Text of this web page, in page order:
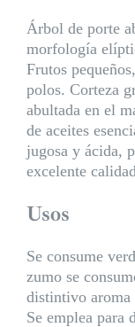
Árbol de porte
morfología
Frutos
polos. Corteza
abultada en el
de aceites
jugosa y ácida,
excelente
Usos
Se consume
zumo se
distintivo aroma
Se emplea para